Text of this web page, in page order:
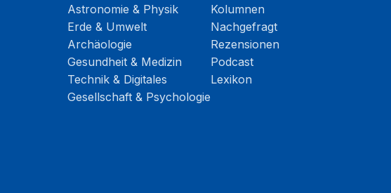
Astronomie & Physik
Erde & Umwelt
Archäologie
Gesundheit & Medizin
Technik & Digitales
Gesellschaft & Psychologie
Kolumnen
Nachgefragt
Rezensionen
Podcast
Lexikon